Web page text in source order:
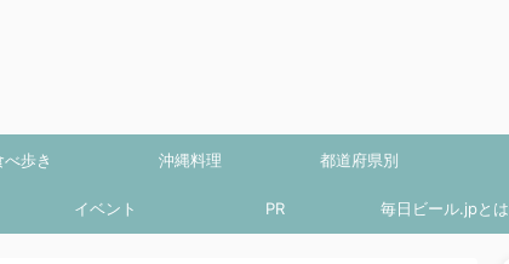
べ歩き 沖縄料理 都道府県別
イベント PR 毎日ビール.jpとは